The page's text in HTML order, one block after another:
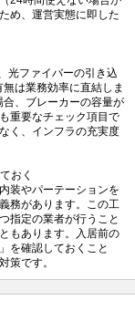
め、運営実態に即した
光ファイバーの引き込
は業務効率に直結しま
、ブレーカーの容量が
重要なチェック項目で
く、インフラの充実度
おく
装やパーテーションを
務があります。この工
指定の業者が行うこと
もあります。入居前の
を確認しておくこと
策です。